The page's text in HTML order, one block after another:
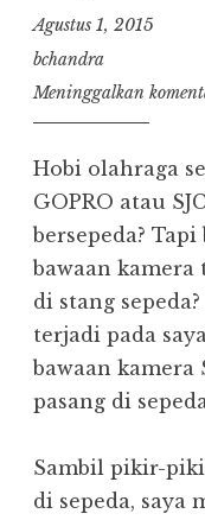
Agustus 1, 2015
bchandra
Meninggalkan
Hobi olahraga
GOPRO atau
bersepeda?
bawaan
di stang
terjadi pada
bawaan
pasang di
Sambil pikir-
di sepeda, saya